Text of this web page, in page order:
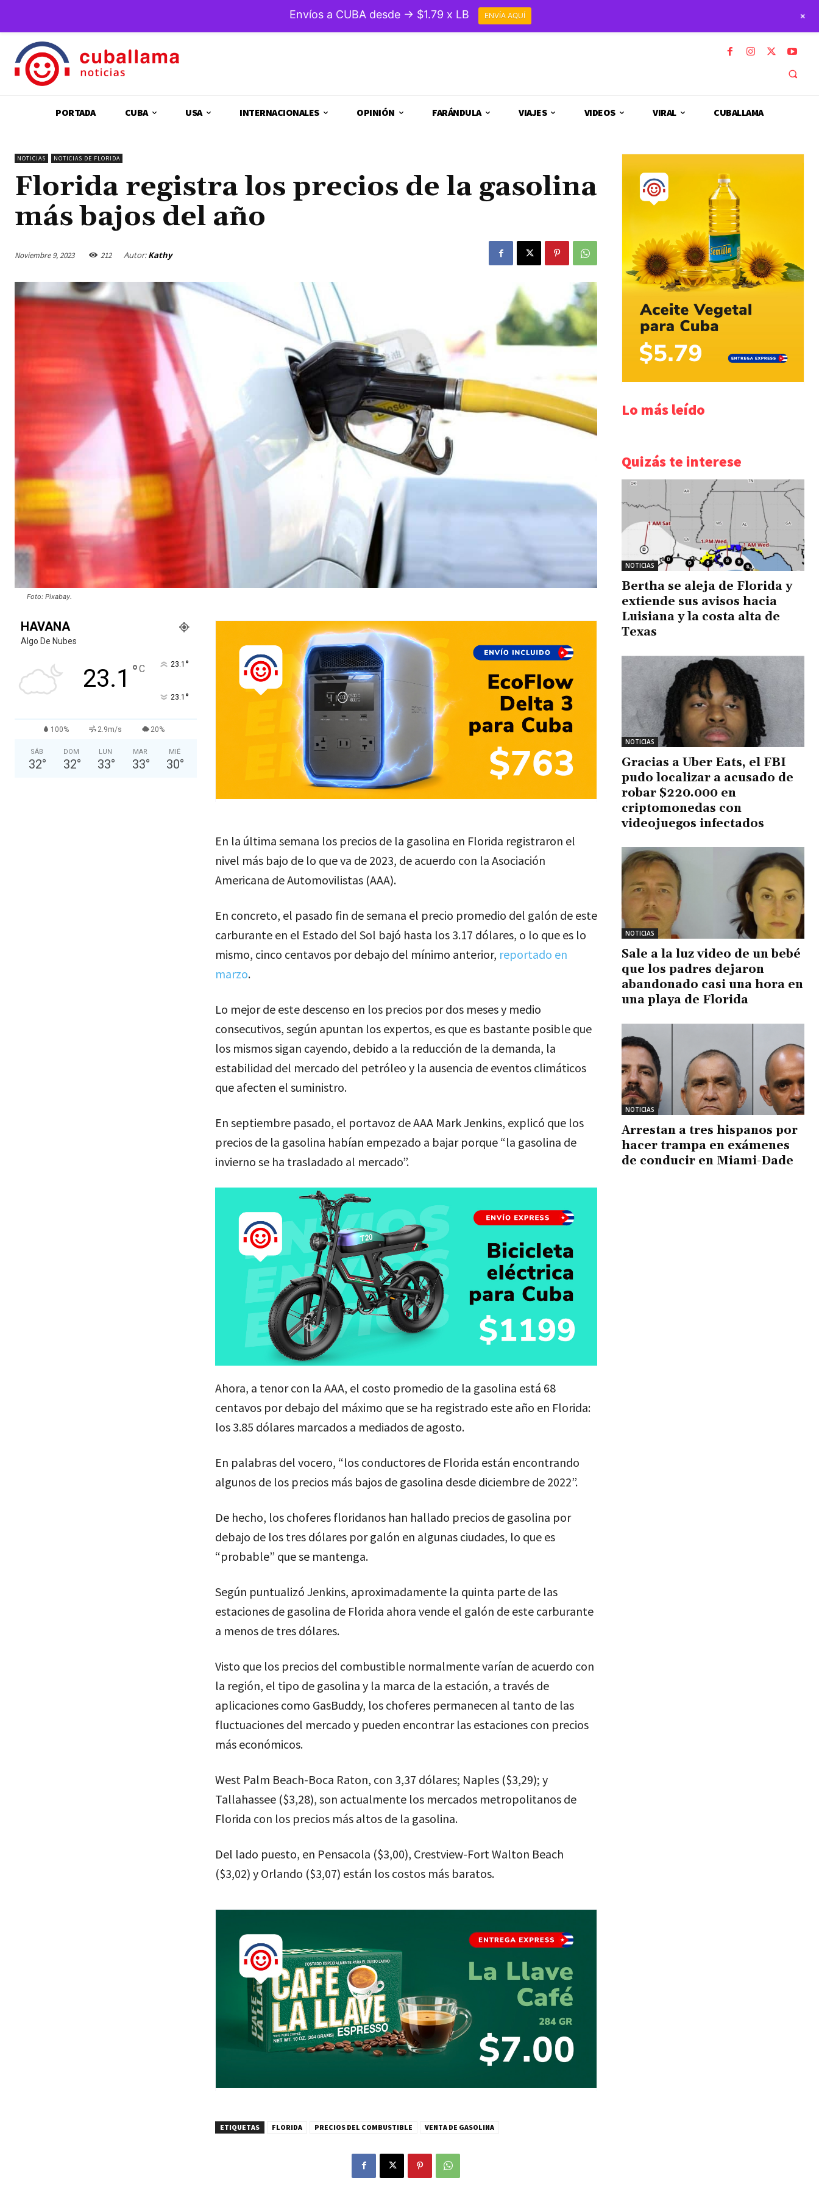
PORTADA CUBA USA INTERNACIONALES OPINIÓN FARÁNDULA VIAJES VIDEOS VIRAL CUBALLAMA
NOTICIAS NOTICIAS DE FLORIDA
Florida registra los precios de la gasolina
más bajos del año
Noviembre 9, 2023 212 Autor: Kathy
Foto: Pixabay.
HAVANA
Algo De Nubes
23.1 °C 23.1 °
23.1 °
100% 2.9m/s 20%
SÁB
32°
DOM
32°
LUN
33°
MAR
33°
MIÉ
30°
En la última semana los precios de la gasolina en Florida registraron el
nivel más bajo de lo que va de 2023, de acuerdo con la Asociación
Americana de Automovilistas (AAA).
En concreto, el pasado fin de semana el precio promedio del galón de este
carburante en el Estado del Sol bajó hasta los 3.17 dólares, o lo que es lo
mismo, cinco centavos por debajo del mínimo anterior, reportado en
marzo.
Lo mejor de este descenso en los precios por dos meses y medio
consecutivos, según apuntan los expertos, es que es bastante posible que
los mismos sigan cayendo, debido a la reducción de la demanda, la
estabilidad del mercado del petróleo y la ausencia de eventos climáticos
que afecten el suministro.
En septiembre pasado, el portavoz de AAA Mark Jenkins, explicó que los
precios de la gasolina habían empezado a bajar porque “la gasolina de
invierno se ha trasladado al mercado”.
Ahora, a tenor con la AAA, el costo promedio de la gasolina está 68
centavos por debajo del máximo que se ha registrado este año en Florida:
los 3.85 dólares marcados a mediados de agosto.
En palabras del vocero, “los conductores de Florida están encontrando
algunos de los precios más bajos de gasolina desde diciembre de 2022”.
De hecho, los choferes floridanos han hallado precios de gasolina por
debajo de los tres dólares por galón en algunas ciudades, lo que es
“probable” que se mantenga.
Según puntualizó Jenkins, aproximadamente la quinta parte de las
estaciones de gasolina de Florida ahora vende el galón de este carburante
a menos de tres dólares.
Visto que los precios del combustible normalmente varían de acuerdo con
la región, el tipo de gasolina y la marca de la estación, a través de
aplicaciones como GasBuddy, los choferes permanecen al tanto de las
fluctuaciones del mercado y pueden encontrar las estaciones con precios
más económicos.
West Palm Beach-Boca Raton, con 3,37 dólares; Naples ($3,29); y
Tallahassee ($3,28), son actualmente los mercados metropolitanos de
Florida con los precios más altos de la gasolina.
Del lado puesto, en Pensacola ($3,00), Crestview-Fort Walton Beach
($3,02) y Orlando ($3,07) están los costos más baratos.
ETIQUETAS FLORIDA PRECIOS DEL COMBUSTIBLE VENTA DE GASOLINA
Lo más leído
Quizás te interese
NOTICIAS
Bertha se aleja de Florida y
extiende sus avisos hacia
Luisiana y la costa alta de
Texas
NOTICIAS
Gracias a Uber Eats, el FBI
pudo localizar a acusado de
robar $220.000 en
criptomonedas con
videojuegos infectados
NOTICIAS
Sale a la luz video de un bebé
que los padres dejaron
abandonado casi una hora en
una playa de Florida
NOTICIAS
Arrestan a tres hispanos por
hacer trampa en exámenes
de conducir en Miami-Dade
Envíos a CUBA desde → $1.79 x LB ENVÍA AQUÍ +